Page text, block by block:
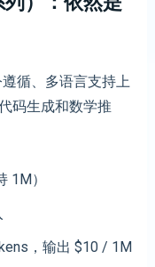
循、多语言支持上
码生成和数学推
1M）
，输出 $10 / 1M